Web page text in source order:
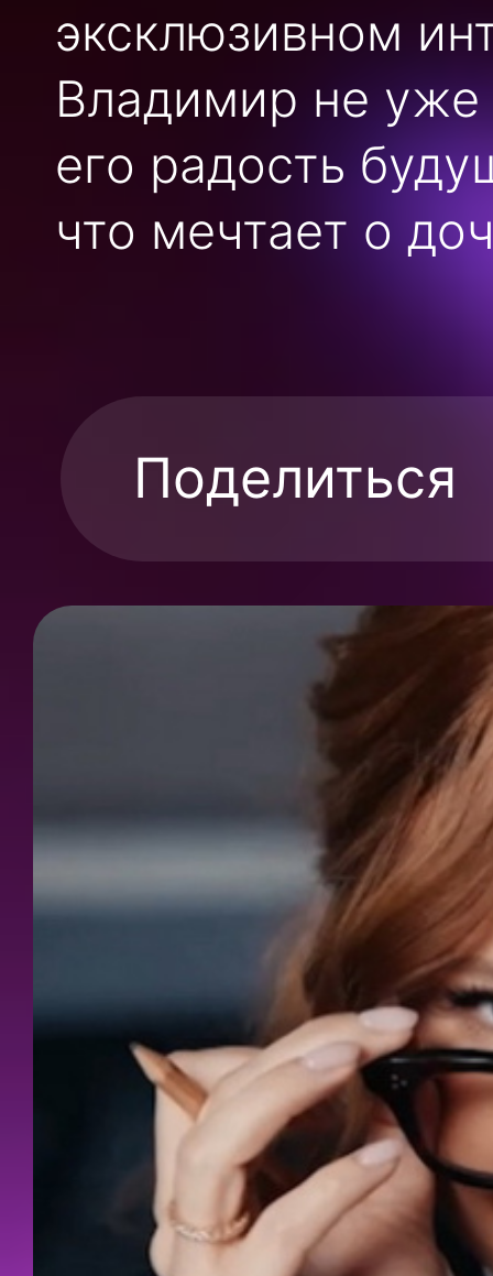
эксклюзивном
Владимир не
его радость
что мечтает о
Поделиться